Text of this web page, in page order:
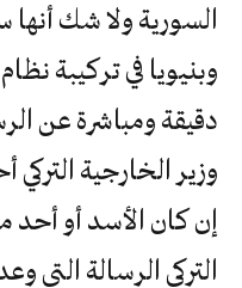
السورية ولا شك
وبنيويا في تركيبة
دقيقة ومباشرة عن
وزير الخارجية
إن كان الأسد أو أحد
التركي الرسالة التي